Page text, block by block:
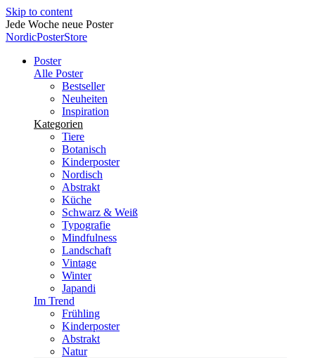
Skip to content
Jede Woche neue Poster
NordicPosterStore
Poster
Alle Poster
Bestseller
Neuheiten
Inspiration
Kategorien
Tiere
Botanisch
Kinderposter
Nordisch
Abstrakt
Küche
Schwarz & Weiß
Typografie
Mindfulness
Landschaft
Vintage
Winter
Japandi
Im Trend
Frühling
Kinderposter
Abstrakt
Natur